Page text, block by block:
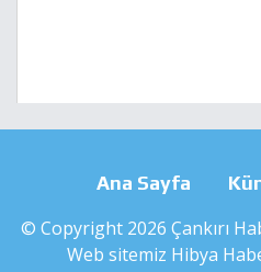
Ana Sayfa
© Copyright 2026 Çankırı
Web sitemiz Hibya